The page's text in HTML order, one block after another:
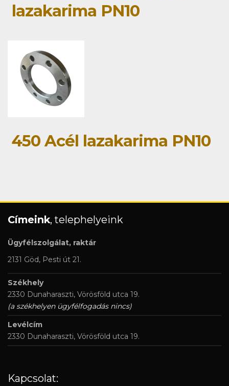
lazakarima PN10
450 Acél lazakarima PN10
Címeink, telephelyeink
Ügyfélszolgálat, raktár
2131 Göd, Pesti út 21.
Székhely
2330 Dunaharaszti, Vörösföld utca 19.
(a székhelyen ügyfélfogadás nincs)
Levélcím
2330 Dunaharaszti, Vörösföld utca 19.
Kapcsolat: